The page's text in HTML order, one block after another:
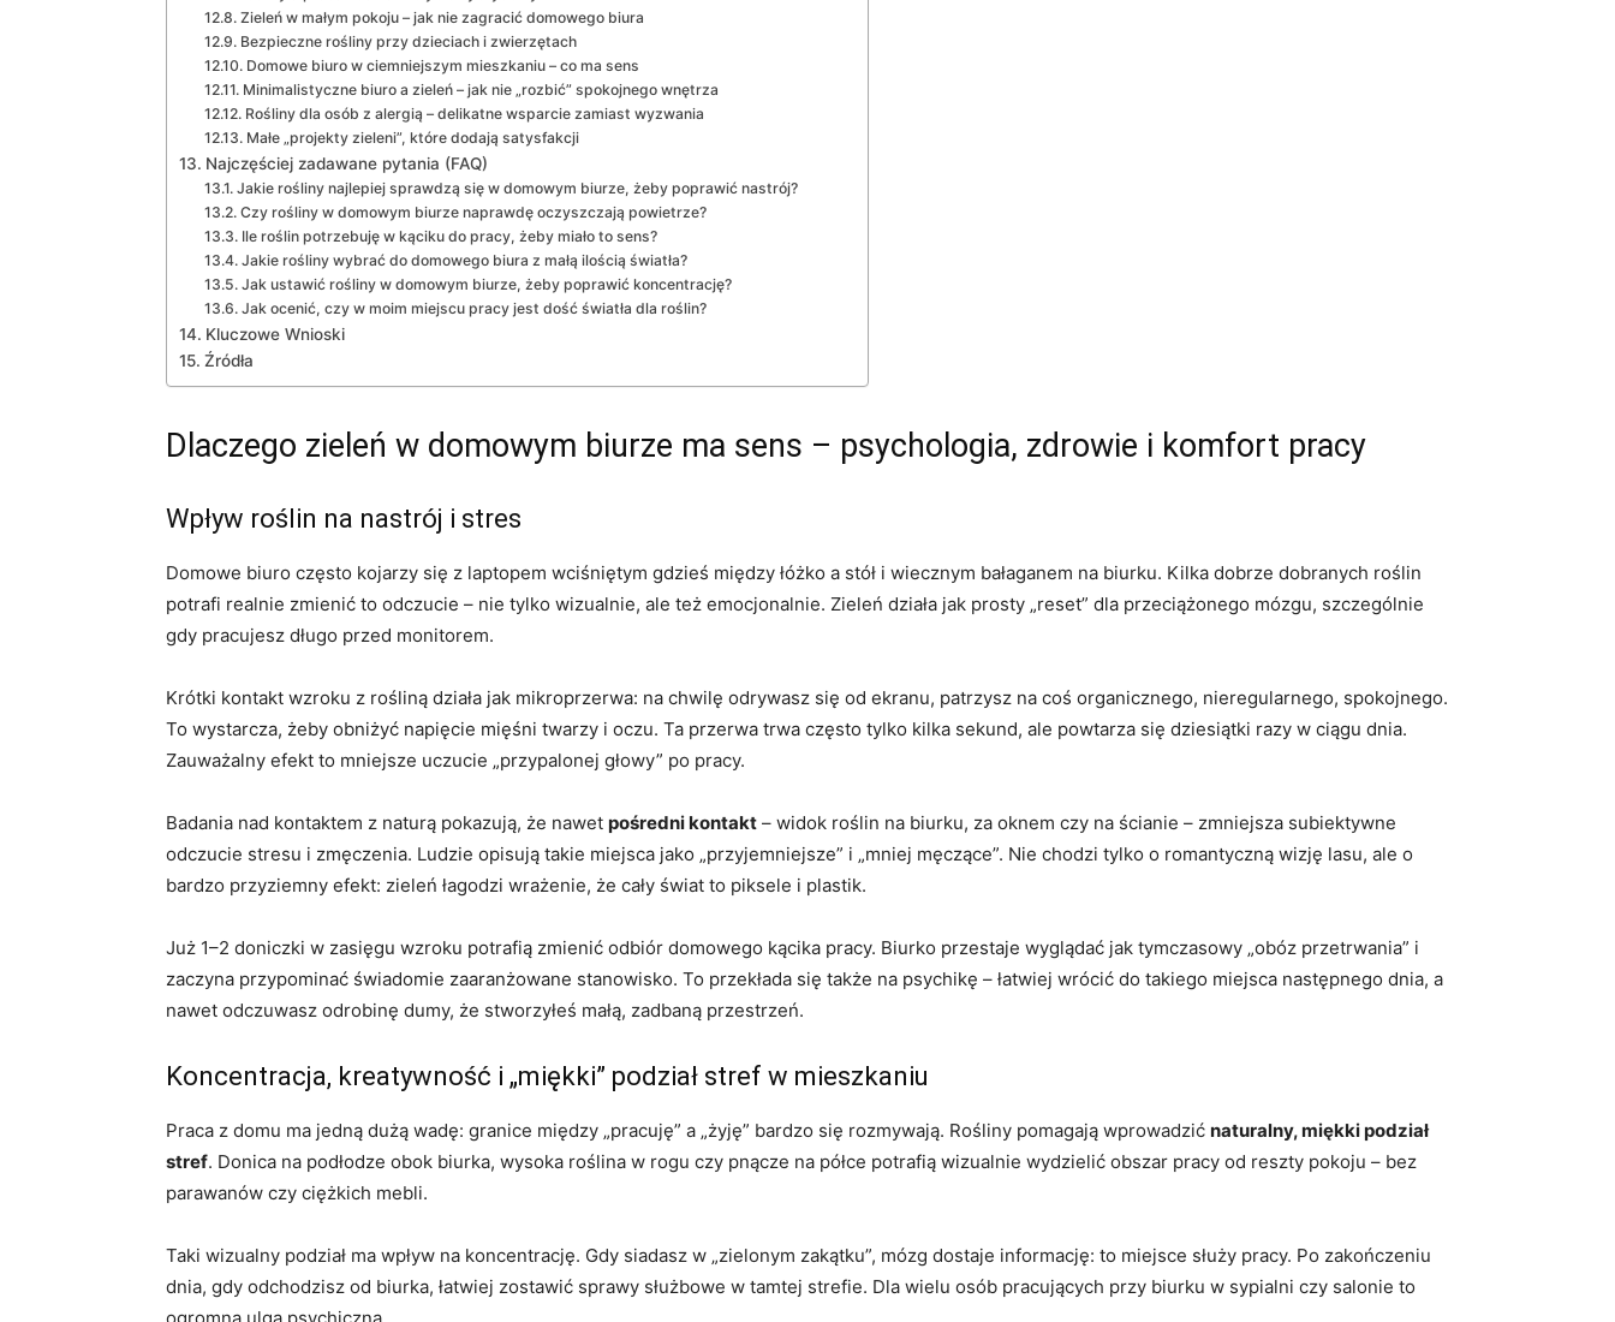
Zieleń w małym pokoju – jak nie zagracić domowego biura
Bezpieczne rośliny przy dzieciach i zwierzętach
Domowe biuro w ciemniejszym mieszkaniu – co ma sens
Minimalistyczne biuro a zieleń – jak nie „rozbić” spokojnego wnętrza
Rośliny dla osób z alergią – delikatne wsparcie zamiast wyzwania
Małe „projekty zieleni”, które dodają satysfakcji
Najczęściej zadawane pytania (FAQ)
Jakie rośliny najlepiej sprawdzą się w domowym biurze, żeby poprawić nastrój?
Czy rośliny w domowym biurze naprawdę oczyszczają powietrze?
Ile roślin potrzebuję w kąciku do pracy, żeby miało to sens?
Jakie rośliny wybrać do domowego biura z małą ilością światła?
Jak ustawić rośliny w domowym biurze, żeby poprawić koncentrację?
Jak ocenić, czy w moim miejscu pracy jest dość światła dla roślin?
Kluczowe Wnioski
Źródła
Dlaczego zieleń w domowym biurze ma sens – psychologia, zdrowie i komfort pracy
Wpływ roślin na nastrój i stres
Domowe biuro często kojarzy się z laptopem wciśniętym gdzieś między łóżko a stół i wiecznym bałaganem na biurku. Kilka dobrze dobranych roślin
potrafi realnie zmienić to odczucie – nie tylko wizualnie, ale też emocjonalnie. Zieleń działa jak prosty „reset” dla przeciążonego mózgu, szczególnie
gdy pracujesz długo przed monitorem.
Krótki kontakt wzroku z rośliną działa jak mikroprzerwa: na chwilę odrywasz się od ekranu, patrzysz na coś organicznego, nieregularnego, spokojnego.
To wystarcza, żeby obniżyć napięcie mięśni twarzy i oczu. Ta przerwa trwa często tylko kilka sekund, ale powtarza się dziesiątki razy w ciągu dnia.
Zauważalny efekt to mniejsze uczucie „przypalonej głowy” po pracy.
Badania nad kontaktem z naturą pokazują, że nawet pośredni kontakt – widok roślin na biurku, za oknem czy na ścianie – zmniejsza subiektywne
odczucie stresu i zmęczenia. Ludzie opisują takie miejsca jako „przyjemniejsze” i „mniej męczące”. Nie chodzi tylko o romantyczną wizję lasu, ale o
bardzo przyziemny efekt: zieleń łagodzi wrażenie, że cały świat to piksele i plastik.
Już 1–2 doniczki w zasięgu wzroku potrafią zmienić odbiór domowego kącika pracy. Biurko przestaje wyglądać jak tymczasowy „obóz przetrwania” i
zaczyna przypominać świadomie zaaranżowane stanowisko. To przekłada się także na psychikę – łatwiej wrócić do takiego miejsca następnego dnia, a
nawet odczuwasz odrobinę dumy, że stworzyłeś małą, zadbaną przestrzeń.
Koncentracja, kreatywność i „miękki” podział stref w mieszkaniu
Praca z domu ma jedną dużą wadę: granice między „pracuję” a „żyję” bardzo się rozmywają. Rośliny pomagają wprowadzić naturalny, miękki podział
stref. Donica na podłodze obok biurka, wysoka roślina w rogu czy pnącze na półce potrafią wizualnie wydzielić obszar pracy od reszty pokoju – bez
parawanów czy ciężkich mebli.
Taki wizualny podział ma wpływ na koncentrację. Gdy siadasz w „zielonym zakątku”, mózg dostaje informację: to miejsce służy pracy. Po zakończeniu
dnia, gdy odchodzisz od biurka, łatwiej zostawić sprawy służbowe w tamtej strefie. Dla wielu osób pracujących przy biurku w sypialni czy salonie to